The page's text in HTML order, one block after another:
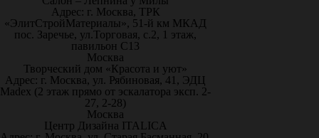
Адрес: г. Москва, ТРК
«ЭлитСтройМатериалы», 51-й км МКАД
пос. Заречье, ул.Торговая, с.2, 1 этаж,
павильон С13
Москва
Творческий дом «Красота и уют»
Адрес: г. Москва, ул. Рябиновая, 41, ЭДЦ
Madex (2 этаж прямо от эскалатора эксп. 2-
27, 2-28)
Москва
Центр Дизайна ITALICA